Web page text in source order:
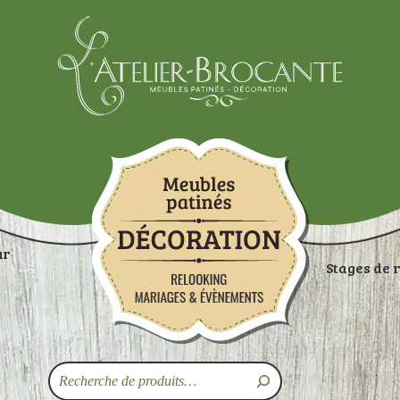
Stages de
RANGEMENTS TABLES ASSISES
Recherche